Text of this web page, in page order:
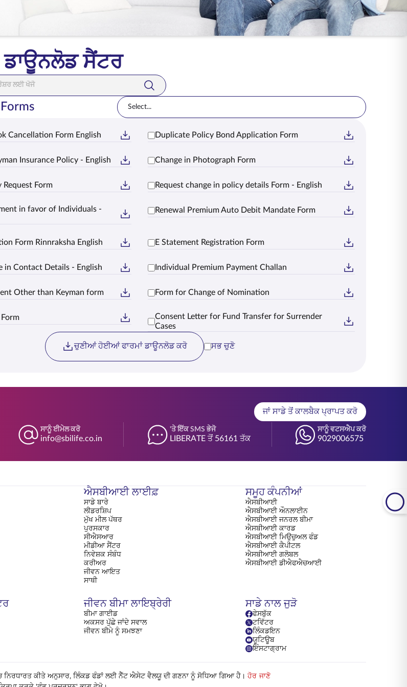
ਡਾਊਨਲੋਡ ਸੈਂਟਰ
Select...
Cancellation Form English Duplicate Policy Bond Application Form
Insurance Policy - English Change in Photograph Form
Request Form Request change in policy details Form - English
in favor of Individuals -
Renewal Premium Auto Debit Mandate Form
Form Rinnraksha English E Statement Registration Form
in Contact Details - English Individual Premium Payment Challan
Other than Keyman form Form for Change of Nomination
Consent Letter for Fund Transfer for Surrender
Cases
ਚੁਣੀਆਂ ਹੋਈਆਂ ਫਾਰਮਾਂ ਡਾਊਨਲੋਡ ਕਰੋ ਸਭ ਚੁਣੋ
ਜਾਂ ਸਾਡੇ ਤੋਂ ਕਾਲਬੈਕ ਪ੍ਰਾਪਤ ਕਰੋ
ਸਾਨੂੰ ਈਮੇਲ ਕਰੋ
info@sbilife.co.in
'ਤੇ ਇੱਕ SMS ਭੇਜੋ
LIBERATE ਤੋਂ 56161 ਤੱਕ
ਸਾਨੂੰ ਵਟਸਐਪ ਕਰੋ
9029006575
ਐਸਬੀਆਈ ਲਾਈਫ਼
ਸਾਡੇ ਬਾਰੇ
ਲੀਡਰਸ਼ਿਪ
ਮੁੱਖ ਮੀਲ ਪੱਥਰ
ਪੁਰਸਕਾਰ
ਸੀਐਸਆਰ
ਮੀਡੀਆ ਸੈਂਟਰ
ਨਿਵੇਸ਼ਕ ਸੰਬੰਧ
ਕਰੀਅਰ
ਜੀਵਨ ਆਇਤ
ਸਾਥੀ
ਸਮੂਹ ਕੰਪਨੀਆਂ
ਐਸਬੀਆਈ
ਐਸਬੀਆਈ ਔਨਲਾਈਨ
ਐਸਬੀਆਈ ਜਨਰਲ ਬੀਮਾ
ਐਸਬੀਆਈ ਕਾਰਡ
ਐਸਬੀਆਈ ਮਿਉਚੁਅਲ ਫੰਡ
ਐਸਬੀਆਈ ਕੈਪੀਟਲ
ਐਸਬੀਆਈ ਗਲੋਬਲ
ਐਸਬੀਆਈ ਡੀਐਫਐਚਆਈ
ਜੀਵਨ ਬੀਮਾ ਲਾਇਬ੍ਰੇਰੀ
ਬੀਮਾ ਗਾਈਡ
ਅਕਸਰ ਪੁੱਛੇ ਜਾਂਦੇ ਸਵਾਲ
ਜੀਵਨ ਬੀਮੇ ਨੂੰ ਸਮਝਣਾ
ਸਾਡੇ ਨਾਲ ਜੁੜੋ
ਫੇਸਬੁੱਕ
ਟਵਿੱਟਰ
ਲਿੰਕਡਇਨ
ਯੂਟਿਊਬ
ਇੰਸਟਾਗ੍ਰਾਮ
ਨਿਰਧਾਰਤ ਕੀਤੇ ਅਨੁਸਾਰ, ਲਿੰਕਡ ਫੰਡਾਂ ਲਈ ਨੈੱਟ ਐਸੇਟ ਵੈਲਯੂ ਦੀ ਗਣਨਾ ਨੂੰ ਸੋਧਿਆ ਗਿਆ ਹੈ।ਹੋਰ ਜਾਣੋ